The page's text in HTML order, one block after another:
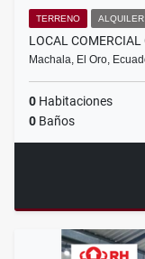
TERRENO ALQUILER
LOCAL
Machala, El Oro,
0 Habitaciones
0 Baños